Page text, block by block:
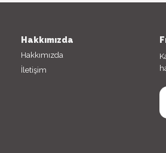
Hakkımızda
Hakkımızda
İletişim